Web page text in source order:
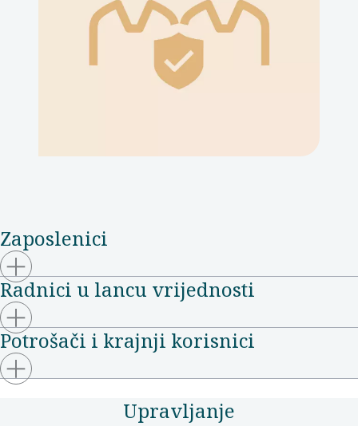
Zaposlenici
Radnici u lancu vrijednosti
Potrošači i krajnji korisnici
Upravljanje